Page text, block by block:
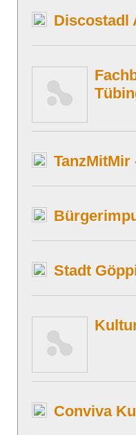
Discostadl
Stadt
Conviva